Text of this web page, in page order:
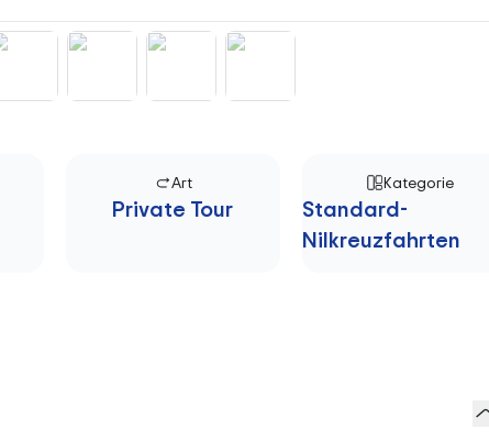
Art
Private Tour
Kategorie
Standard-
Nilkreuzfahrten